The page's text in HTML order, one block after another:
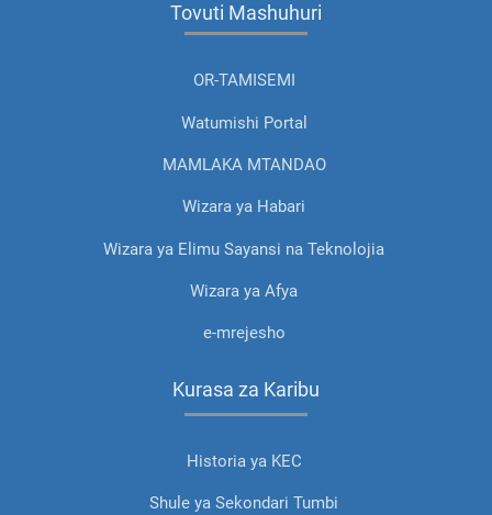
Tovuti Mashuhuri
OR-TAMISEMI
Watumishi Portal
MAMLAKA MTANDAO
Wizara ya Habari
Wizara ya Elimu Sayansi na Teknolojia
Wizara ya Afya
e-mrejesho
Kurasa za Karibu
Historia ya KEC
Shule ya Sekondari Tumbi